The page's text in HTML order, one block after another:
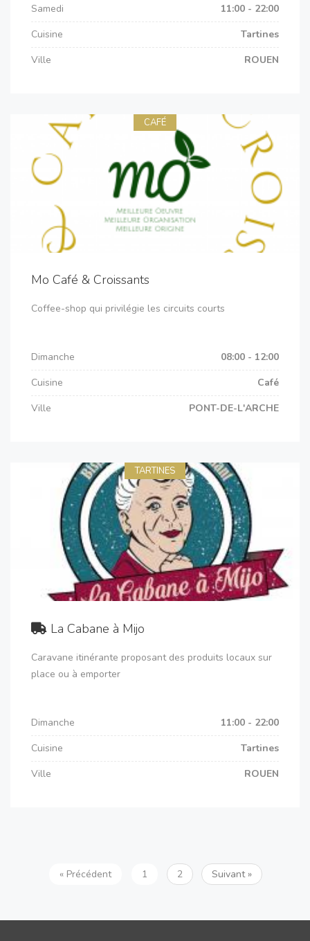
Samedi
11:00 - 22:00
Cuisine
Tartines
Ville
ROUEN
CAFÉ
Mo Café & Croissants
Coffee-shop qui privilégie les circuits courts
Dimanche
08:00 - 12:00
Cuisine
Café
Ville
PONT-DE-L'ARCHE
TARTINES
La Cabane à Mijo
Caravane itinérante proposant des produits locaux sur
place ou à emporter
Dimanche
11:00 - 22:00
Cuisine
Tartines
Ville
ROUEN
« Précédent 1 2 Suivant »